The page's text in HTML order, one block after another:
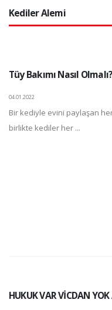
Kediler Alemi
Tüy Bakımı Nasıl Olmalı?
04.01.2022
Bir kediyle evini paylaşan
birlikte kediler her ...
HUKUK VAR VİCDAN